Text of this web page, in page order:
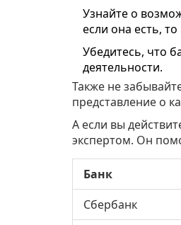
Узнайте о
если она есть,
Убедитесь, что
деятельности.
Также не
представление о
А если вы
экспертом. Он
Банк
Сбербанк